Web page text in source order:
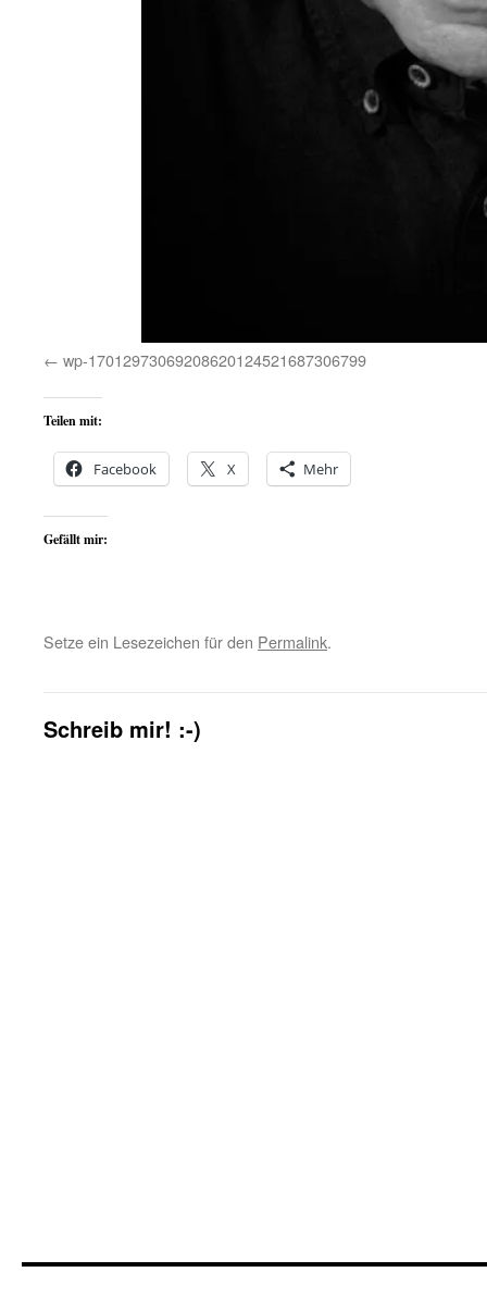
wp-17012973069208620124521687306799
Teilen mit:
Facebook X Mehr
Gefällt mir:
Setze ein Lesezeichen für den Permalink.
Schreib mir! :-)